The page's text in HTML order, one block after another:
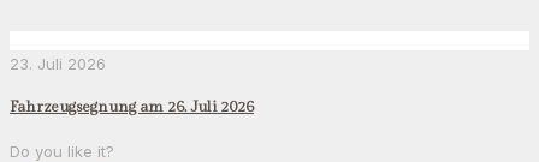
23. Juli 2026
Fahrzeugsegnung am 26. Juli 2026
Do you like it?